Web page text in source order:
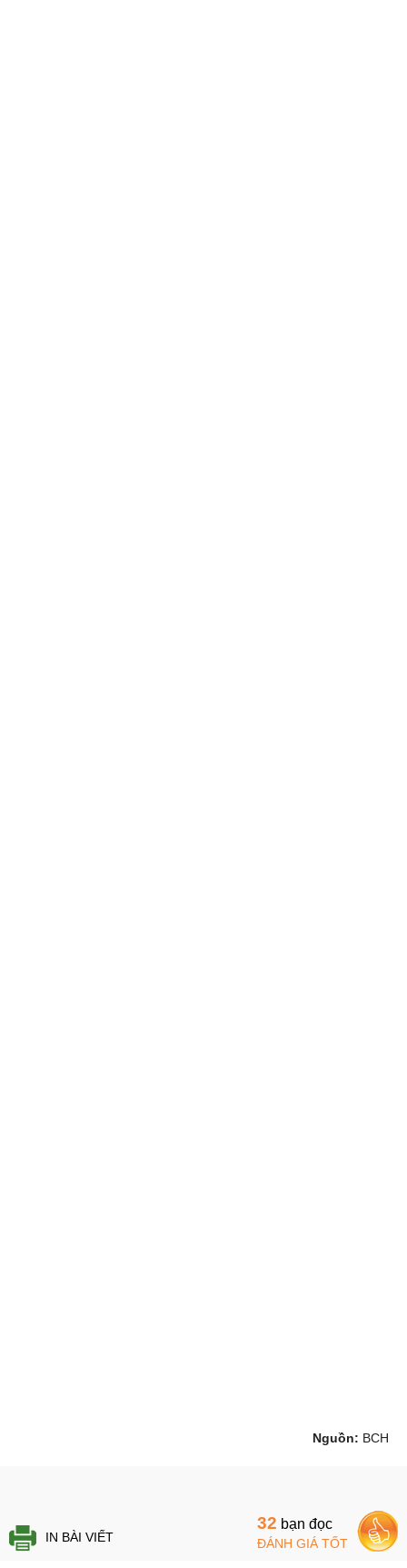
Nguồn: BCH
IN BÀI VIẾT
32 bạn đọc
ĐÁNH GIÁ TỐT